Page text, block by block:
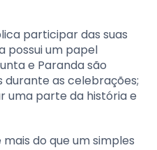
participar das suas
possui um papel
e Paranda são
durante as celebrações;
uma parte da história e
do que um simples